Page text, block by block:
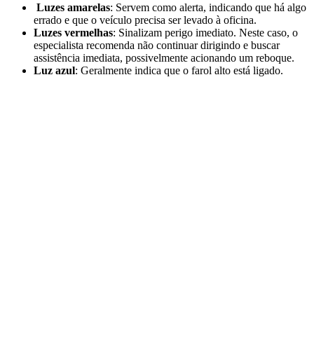
Luzes amarelas: Servem como alerta, indicando que há algo
errado e que o veículo precisa ser levado à oficina.
Luzes vermelhas: Sinalizam perigo imediato. Neste caso, o
especialista recomenda não continuar dirigindo e buscar
assistência imediata, possivelmente acionando um reboque.
Luz azul: Geralmente indica que o farol alto está ligado.